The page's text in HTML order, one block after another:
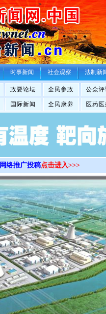
>
时事新闻 社会观察 法制新
政要论坛 全民参政 公众评
国际新闻 全民康养 医药医
网络推广投稿点击进入>>>